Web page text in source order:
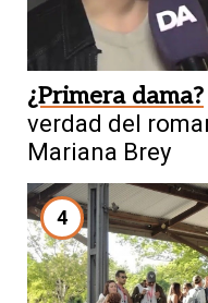
¿Primera dama?
verdad del
Mariana Brey
4